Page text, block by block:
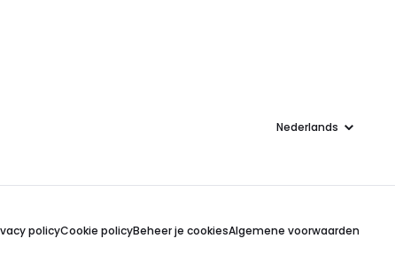
Taal
policyCookie policyBeheer je cookiesAlgemene voorwaarden